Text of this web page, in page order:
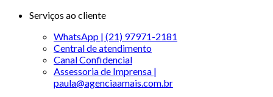
Serviços ao cliente
WhatsApp | (21) 97971-2181
Central de atendimento
Canal Confidencial
Assessoria de Imprensa |
paula@agenciaamais.com.br